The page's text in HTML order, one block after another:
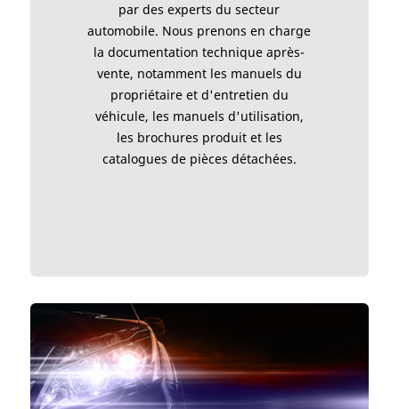
par des experts du secteur
automobile. Nous prenons en charge
la documentation technique après-
vente, notamment les manuels du
propriétaire et d'entretien du
véhicule, les manuels d'utilisation,
les brochures produit et les
catalogues de pièces détachées.